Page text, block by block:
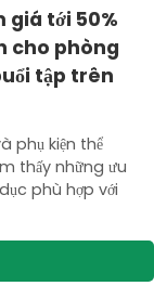
giá tới 50%
cho phòng
tập trên
phụ kiện thể
thấy những ưu
phù hợp với